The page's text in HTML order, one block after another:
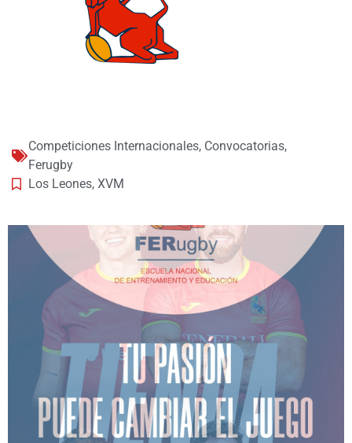
Competiciones Internacionales, Convocatorias,
Ferugby
Los Leones, XVM